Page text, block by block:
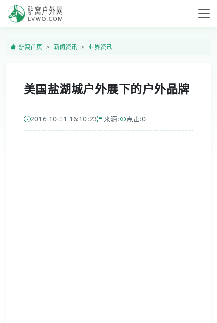
驴窝首页 新闻资讯 业界资讯
美国盐湖城户外展下的户外品牌
2016-10-31 16:10:23 来源: 点击:0